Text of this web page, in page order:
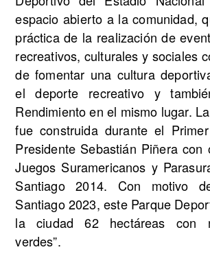
espacio abierto a la comunidad,
práctica de la realización de
recreativos, culturales y sociales
de fomentar una cultura
el deporte recreativo y
Rendimiento en el mismo lugar.
fue construida durante el
Presidente Sebastián Piñera con
Juegos Suramericanos y
Santiago 2014. Con motivo
Santiago 2023, este Parque
la ciudad 62 hectáreas con
verdes”.